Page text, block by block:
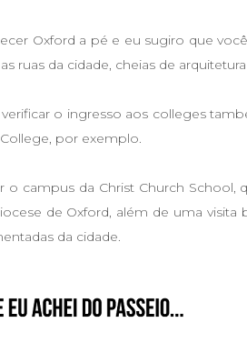
Oxford a pé e eu sugiro que
ruas da cidade, cheias de arquitetura
o ingresso aos colleges
por exemplo.
o campus da Christ Church
de Oxford, além de uma visita
da cidade.